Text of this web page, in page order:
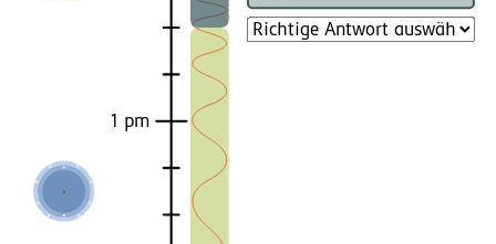
1 pm